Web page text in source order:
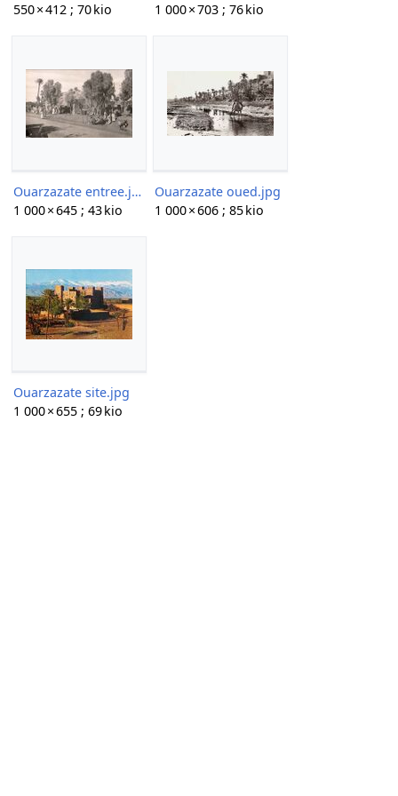
550 × 412 ; 70 kio 1 000 × 703 ; 76 kio
Ouarzazate entree.jpg
1 000 × 645 ; 43 kio
Ouarzazate oued.jpg
1 000 × 606 ; 85 kio
Ouarzazate site.jpg
1 000 × 655 ; 69 kio